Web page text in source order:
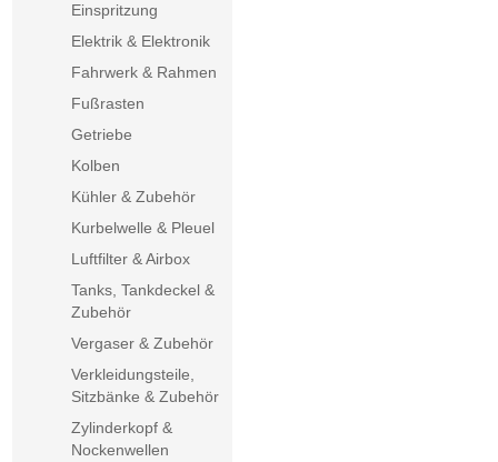
Einspritzung
Elektrik & Elektronik
Fahrwerk & Rahmen
Fußrasten
Getriebe
Kolben
Kühler & Zubehör
Kurbelwelle & Pleuel
Luftfilter & Airbox
Tanks, Tankdeckel &
Zubehör
Vergaser & Zubehör
Verkleidungsteile,
Sitzbänke & Zubehör
Zylinderkopf &
Nockenwellen